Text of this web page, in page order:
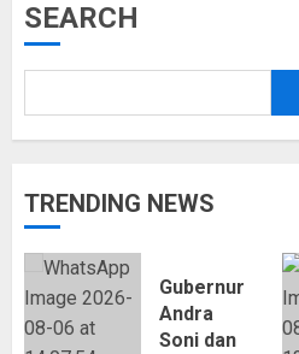
SEARCH
TRENDING NEWS
Gubernur
Andra
Soni dan